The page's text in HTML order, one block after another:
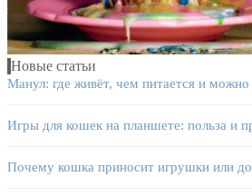
Новые статьи
Манул: где живёт, чем питается и
Игры для кошек на планшете: польза и
Почему кошка приносит игрушки или